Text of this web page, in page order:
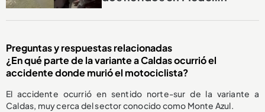
Preguntas y respuestas relacionadas
¿En qué parte de la variante a Caldas ocurrió el
accidente donde murió el motociclista?
El accidente ocurrió en sentido norte-sur de la variante a
Caldas, muy cerca del sector conocido como Monte Azul.